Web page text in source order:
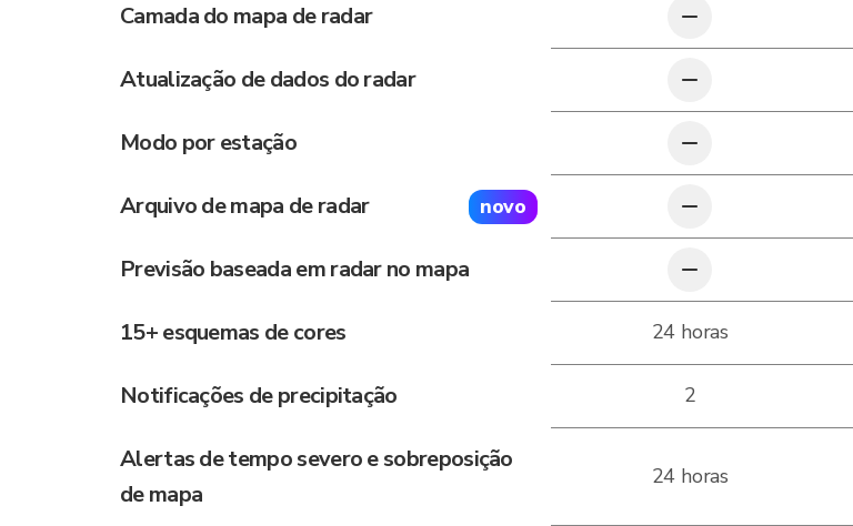
Camada do mapa de radar
Atualização de dados do radar
Modo por estação
Arquivo de mapa de radar novo
Previsão baseada em radar no mapa
15+ esquemas de cores 24 horas
Notificações de precipitação 2
Alertas de tempo severo e sobreposição
de mapa
24 horas